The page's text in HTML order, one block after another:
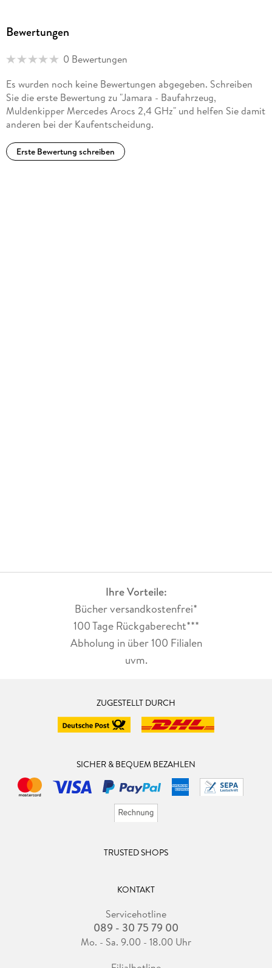
Herstelleradresse
info@jamara.com
Bewertungen
0 Bewertungen
Es wurden noch keine Bewertungen abgegeben. Schreiben
Sie die erste Bewertung zu "Jamara - Baufahrzeug,
Muldenkipper Mercedes Arocs 2,4 GHz" und helfen Sie damit
anderen bei der Kaufentscheidung.
Erste Bewertung schreiben
Ihre Vorteile:
Bücher versandkostenfrei*
100 Tage Rückgaberecht***
Abholung in über 100 Filialen
uvm.
ZUGESTELLT DURCH
SICHER & BEQUEM BEZAHLEN
TRUSTED SHOPS
KONTAKT
Servicehotline
089 - 30 75 79 00
Mo. - Sa. 9.00 - 18.00 Uhr